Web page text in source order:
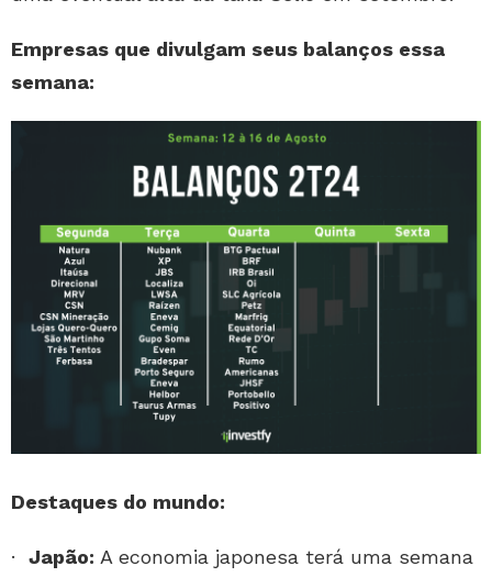
Empresas que divulgam seus balanços essa
semana:
Destaques do mundo:
· Japão: A economia japonesa terá uma semana